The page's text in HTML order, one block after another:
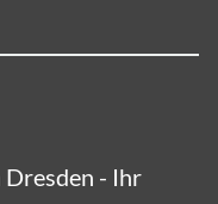
- Ihr